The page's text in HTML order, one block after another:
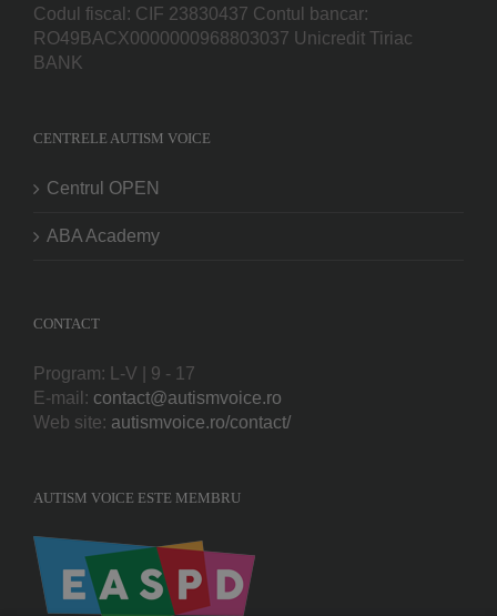
Codul fiscal: CIF 23830437 Contul bancar:
RO49BACX0000000968803037 Unicredit Tiriac
BANK
CENTRELE AUTISM VOICE
Centrul OPEN
ABA Academy
CONTACT
Program: L-V | 9 - 17
E-mail: contact@autismvoice.ro
Web site: autismvoice.ro/contact/
AUTISM VOICE ESTE MEMBRU